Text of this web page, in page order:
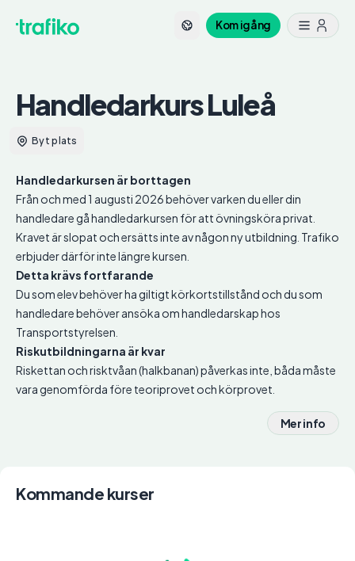
Kom igång
HandledarkursLuleå
Byt plats
Handledarkursen är borttagen
Från och med 1 augusti 2026 behöver varken du eller din
handledare gå handledarkursen för att övningsköra privat.
Kravet är slopat och ersätts inte av någon ny utbildning. Trafiko
erbjuder därför inte längre kursen.
Detta krävs fortfarande
Du som elev behöver ha giltigt körkortstillstånd och du som
handledare behöver ansöka om handledarskap hos
Transportstyrelsen.
Riskutbildningarna är kvar
Riskettan och risktvåan (halkbanan) påverkas inte, båda måste
vara genomförda före teoriprovet och körprovet.
Mer info
Kommande kurser